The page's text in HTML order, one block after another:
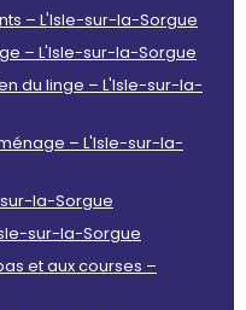
– L'Isle-sur-la-Sorgue
– L'Isle-sur-la-Sorgue
du linge – L'Isle-sur-la-
– L'Isle-sur-la-
la-Sorgue
sur-la-Sorgue
et aux courses –